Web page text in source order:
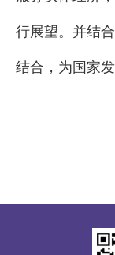
行展望。并结
结合，为国家